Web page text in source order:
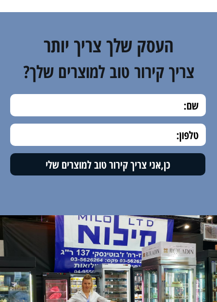
העסק שלך צריך יותר
צריך קירור טוב למוצרים שלך?